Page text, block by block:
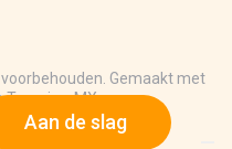
Aan de slag
Gemaakt met
Tampico, MX.